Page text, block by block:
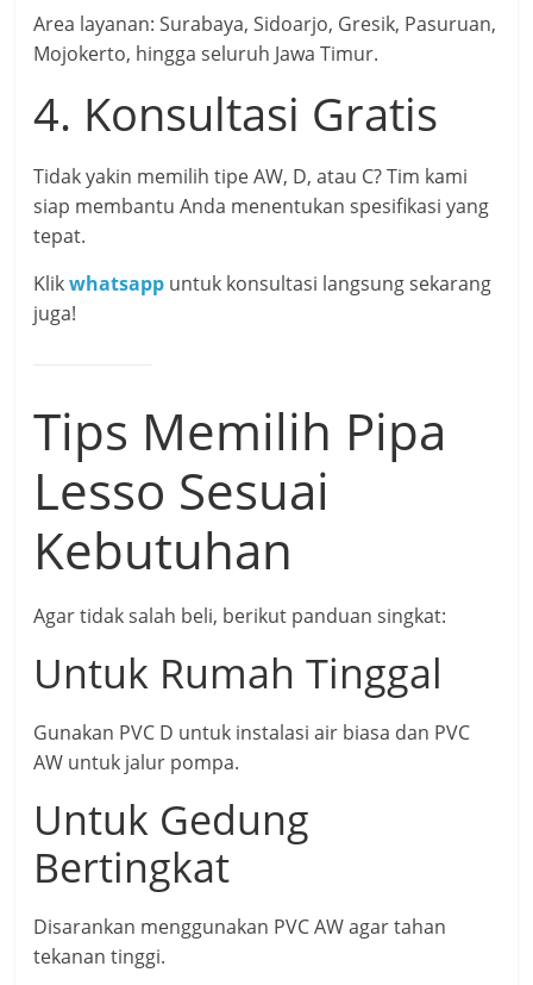
Area layanan: Surabaya, Sidoarjo, Gresik, Pasuruan,
Mojokerto, hingga seluruh Jawa Timur.
4. Konsultasi Gratis
Tidak yakin memilih tipe AW, D, atau C? Tim kami
siap membantu Anda menentukan spesifikasi yang
tepat.
Klikwhatsapp untuk konsultasi langsung sekarang
juga!
Tips Memilih Pipa
Lesso Sesuai
Kebutuhan
Agar tidak salah beli, berikut panduan singkat:
Untuk Rumah Tinggal
Gunakan PVC D untuk instalasi air biasa dan PVC
AW untuk jalur pompa.
Untuk Gedung
Bertingkat
Disarankan menggunakan PVC AW agar tahan
tekanan tinggi.